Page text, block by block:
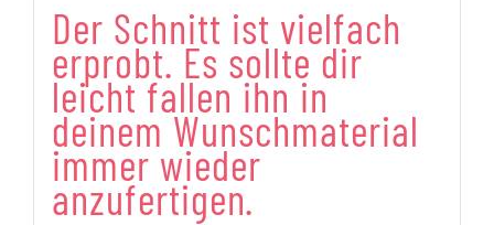
Der Schnitt ist vielfach
erprobt. Es sollte dir
leicht fallen ihn in
deinem Wunschmaterial
immer wieder
anzufertigen.